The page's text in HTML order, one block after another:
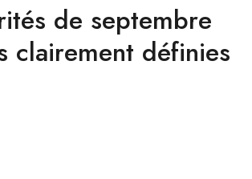
de septembre
clairement définies